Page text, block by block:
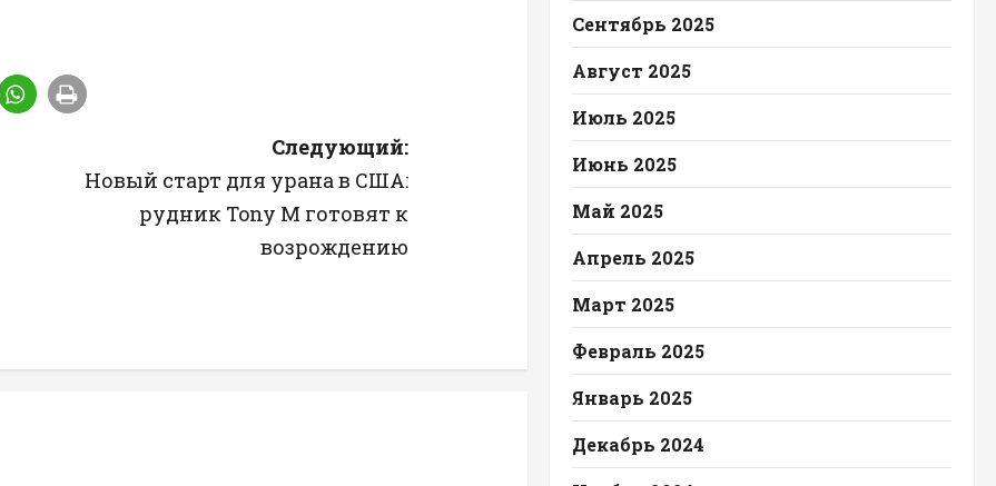
Следующий:
Новый старт для урана в США:
рудник Tony M готовят к
возрождению
Сентябрь 2025
Август 2025
Июль 2025
Июнь 2025
Май 2025
Апрель 2025
Март 2025
Февраль 2025
Январь 2025
Декабрь 2024